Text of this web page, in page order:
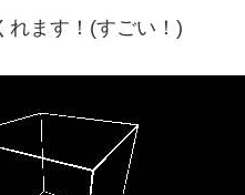
れます！(すごい！)